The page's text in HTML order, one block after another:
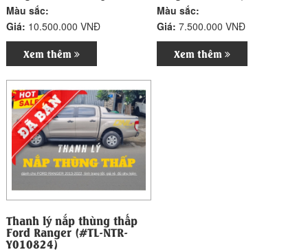
Màu sắc:
Giá: 10.500.000 VNĐ
Xem thêm
Màu sắc:
Giá:7.500.000 VNĐ
Xem thêm
Thanh lý nắp thùng thấp
Ford Ranger (#TL-NTR-
Y010824)